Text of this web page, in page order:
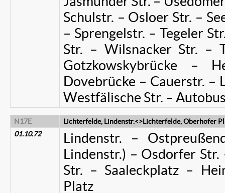
Schulstr. – Osloer Str. –
– Sprengelstr. – Tegeler
Str. – Wilsnacker Str. –
Gotzkowskybrücke –
Dovebrücke – Cauerstr. –
Westfälische Str. –
N17E
Lichterfelde, Lindenstr.<>Lichterfelde, Oberhofer
01.10.72
Lindenstr. –
Lindenstr.) – Osdorfer Str.
Str. – Saaleckplatz –
Platz